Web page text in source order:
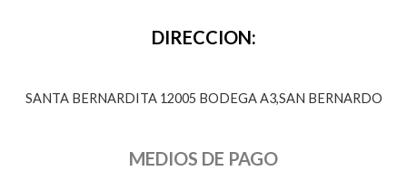
DIRECCION:
SANTA BERNARDITA 12005 BODEGA A3,SAN BERNARDO
MEDIOS DE PAGO